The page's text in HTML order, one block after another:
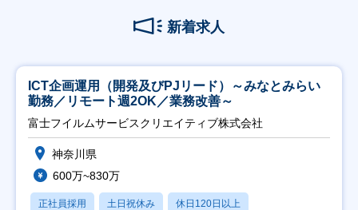
新着求人
ICT企画運用（開発及びPJリード）～みなとみらい
勤務／リモート週2OK／業務改善～
富士フイルムサービスクリエイティブ株式会社
神奈川県
600万~830万
正社員採用 土日祝休み 休日120日以上